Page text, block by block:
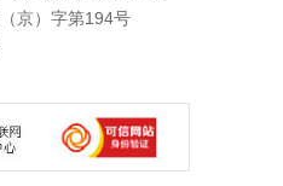
京）字第194号